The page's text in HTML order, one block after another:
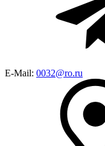
E-Mail: 0032@ro.ru